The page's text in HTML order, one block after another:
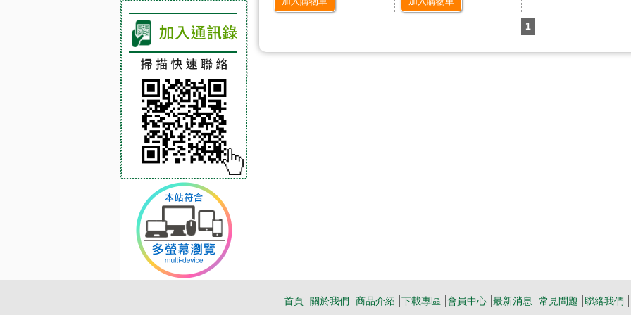
1
首頁 關於我們 商品介紹 下載專區 會員中心 最新消息 常見問題 聯絡我們